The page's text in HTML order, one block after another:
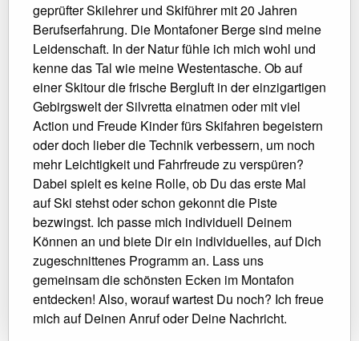
geprüfter Skilehrer und Skiführer mit 20 Jahren
Berufserfahrung. Die Montafoner Berge sind meine
Leidenschaft. In der Natur fühle ich mich wohl und
kenne das Tal wie meine Westentasche. Ob auf
einer Skitour die frische Bergluft in der einzigartigen
Gebirgswelt der Silvretta einatmen oder mit viel
Action und Freude Kinder fürs Skifahren begeistern
oder doch lieber die Technik verbessern, um noch
mehr Leichtigkeit und Fahrfreude zu verspüren?
Dabei spielt es keine Rolle, ob Du das erste Mal
auf Ski stehst oder schon gekonnt die Piste
bezwingst. Ich passe mich individuell Deinem
Können an und biete Dir ein individuelles, auf Dich
zugeschnittenes Programm an. Lass uns
gemeinsam die schönsten Ecken im Montafon
entdecken! Also, worauf wartest Du noch? Ich freue
mich auf Deinen Anruf oder Deine Nachricht.